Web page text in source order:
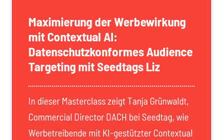
Maximierung der Werbewirkung
mit Contextual AI:
Datenschutzkonformes Audience
Targeting mit Seedtags Liz
In dieser Masterclass zeigt Tanja Grünwaldt,
Commercial Director DACH bei Seedtag, wie
Werbetreibende mit KI-gestützter Contextual